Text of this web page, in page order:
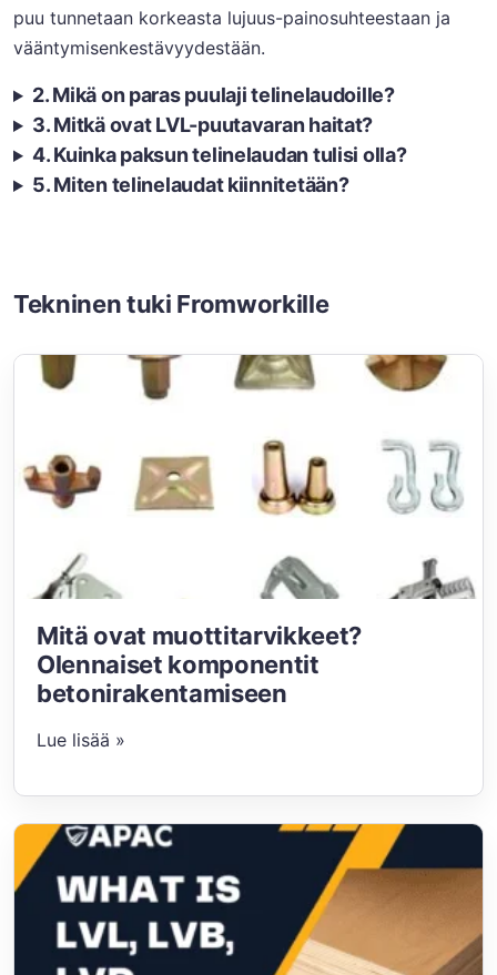
puu tunnetaan korkeasta lujuus-painosuhteestaan ja
vääntymisenkestävyydestään.
2. Mikä on paras puulaji telinelaudoille?
3. Mitkä ovat LVL-puutavaran haitat?
4. Kuinka paksun telinelaudan tulisi olla?
5. Miten telinelaudat kiinnitetään?
Tekninen tuki Fromworkille
Mitä ovat muottitarvikkeet?
Olennaiset komponentit
betonirakentamiseen
Lue lisää »